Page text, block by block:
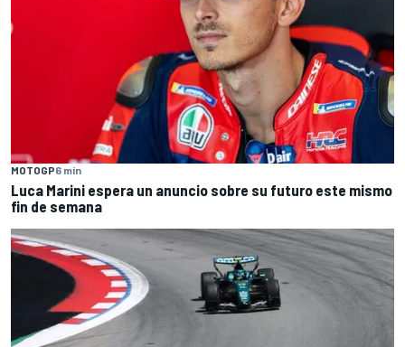
MOTOGP6 min
Luca Marini espera un anuncio sobre su futuro este mismo
fin de semana